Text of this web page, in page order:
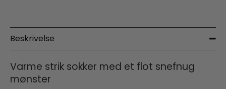
Beskrivelse
Varme strik sokker med et flot snefnug
mønster